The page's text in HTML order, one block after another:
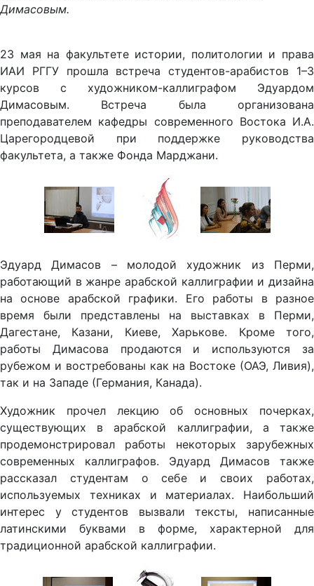
Димасовым.
23 мая на факультете истории, политологии и права
ИАИ РГГУ прошла встреча студентов-арабистов 1–3
курсов с художником-каллиграфом Эдуардом
Димасовым. Встреча была организована
преподавателем кафедры современного Востока И.А.
Царегородцевой при поддержке руководства
факультета, а также Фонда Марджани.
Эдуард Димасов – молодой художник из Перми,
работающий в жанре арабской каллиграфии и дизайна
на основе арабской графики. Его работы в разное
время были представлены на выставках в Перми,
Дагестане, Казани, Киеве, Харькове. Кроме того,
работы Димасова продаются и используются за
рубежом и востребованы как на Востоке (ОАЭ, Ливия),
так и на Западе (Германия, Канада).
Художник прочел лекцию об основных почерках,
существующих в арабской каллиграфии, а также
продемонстрировал работы некоторых зарубежных
современных каллиграфов. Эдуард Димасов также
рассказал студентам о себе и своих работах,
используемых техниках и материалах. Наибольший
интерес у студентов вызвали тексты, написанные
латинскими буквами в форме, характерной для
традиционной арабской каллиграфии.